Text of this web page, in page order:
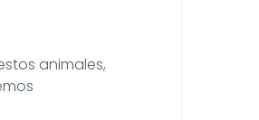
animales,